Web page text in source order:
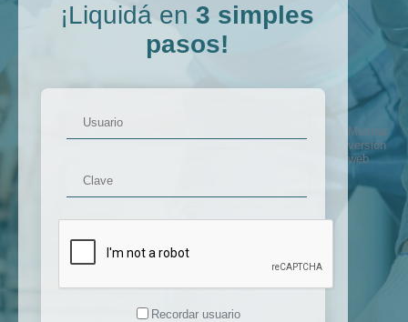
¡Liquidá en 3 simples
pasos!
Recordar usuario
Mostrar
versión
web